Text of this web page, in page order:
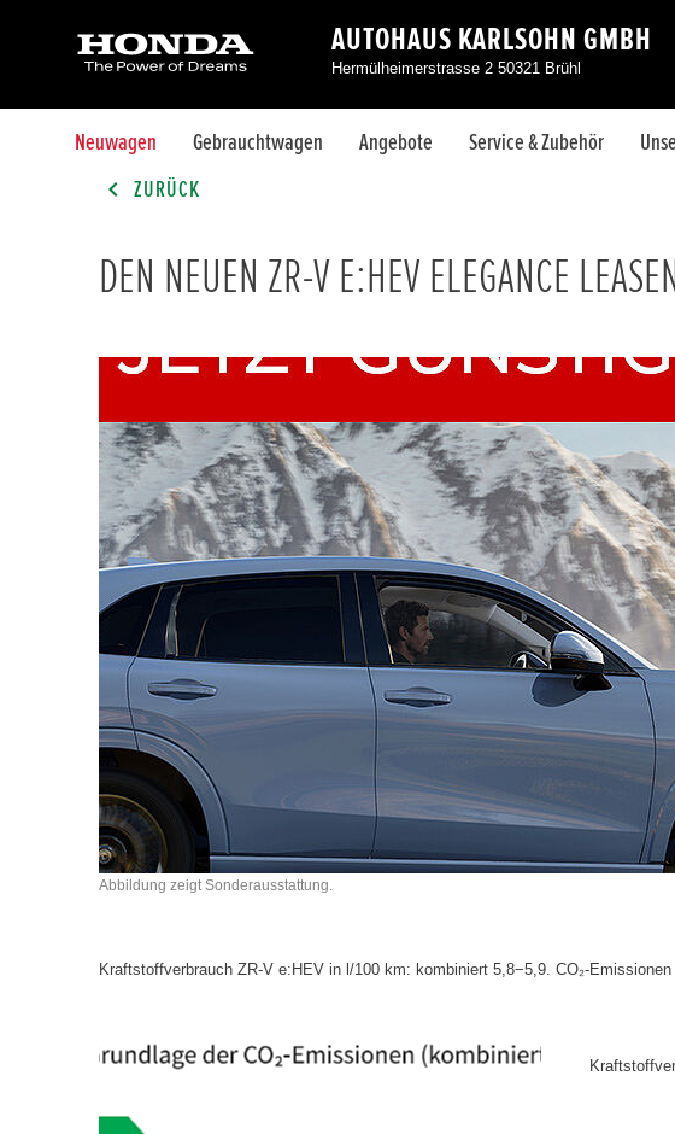
AUTOHAUS KARLSOHN GMBH
Hermülheimerstrasse 2 50321 Brühl
Neuwagen Gebrauchtwagen Angebote Service & Zubehör
ZURÜCK
DEN NEUEN ZR-V E:HEV ELEGANCE LEASEN
Abbildung zeigt Sonderausstattung.
Kraftstoffverbrauch ZR-V e:HEV in l/100 km: kombiniert 5,8−5,9. CO₂-